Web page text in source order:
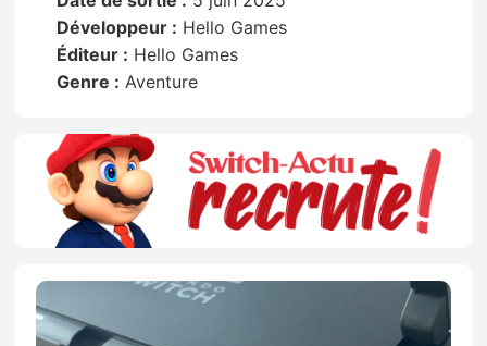
Développeur : Hello Games
Éditeur : Hello Games
Genre : Aventure